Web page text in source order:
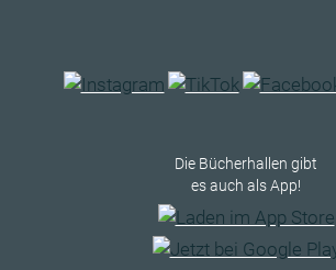
Die Bücherhallen gibt
es auch als App!